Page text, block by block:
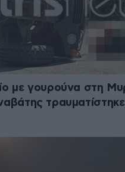
με γουρούνα στη